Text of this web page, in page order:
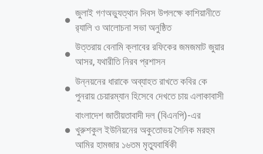
জুলাই গণঅভ্যুত্থান দিবস উপলক্ষে কাশিয়ানীতে
র‍্যালি ও আলোচনা সভা অনুষ্ঠিত
উত্তরায় বেনামি ক্লাবের রফিকের জমজমাট জুয়ার
আসর, যথারীতি নিরব প্রশাসন
উন্নয়নের ধারাকে অব্যাহত রাখতে কবির কে
পুনরায় চেয়ারম্যান হিসেবে দেখতে চায় এলাকাবাসী
বাংলাদেশ জাতীয়তাবাদী দল (বিএনপি)-এর
খুরুশকুল ইউনিয়নের অকুতোভয় সৈনিক মরহুম
আমির হামজার ১৬তম মৃত্যুবার্ষিকী